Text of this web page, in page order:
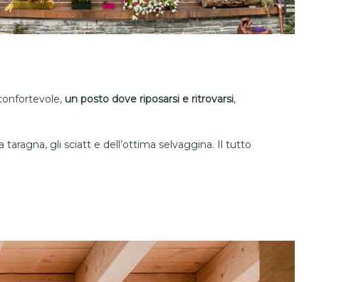
un posto dove riposarsi e ritrovarsi,
taragna, gli sciatt e dell’ottima selvaggina. Il tutto